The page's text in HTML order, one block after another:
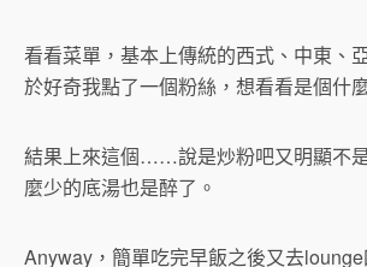
看看菜單，基本上傳統的西式、中東、
於好奇我點了一個粉絲，想看看是個什
結果上來這個……說是炒粉吧又明顯不
麼少的底湯也是醉了。
Anyway，簡單吃完早飯之後又去